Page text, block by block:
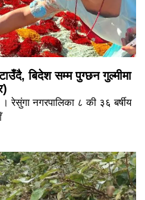
बिदेश सम्म पुग्छन गुल्मीमा
रेसुंगा नगरपालिका ८ की ३६ बर्षीय